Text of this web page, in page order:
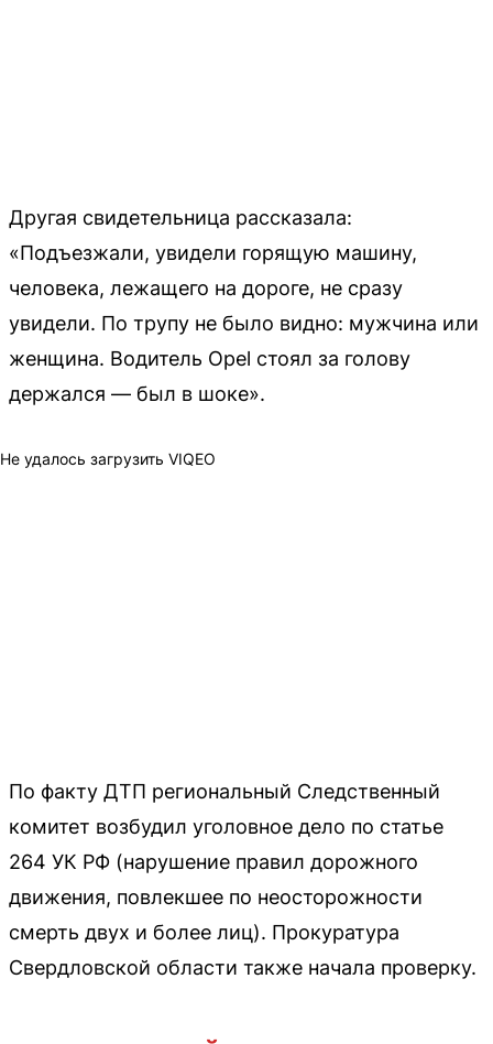
Другая свидетельница рассказала:
«Подъезжали, увидели горящую машину,
человека, лежащего на дороге, не сразу
увидели. По трупу не было видно: мужчина или
женщина. Водитель Opel стоял за голову
держался — был в шоке».
Не удалось загрузить VIQEO
По факту ДТП региональный Следственный
комитет возбудил уголовное дело по статье
264 УК РФ (нарушение правил дорожного
движения, повлекшее по неосторожности
смерть двух и более лиц). Прокуратура
Свердловской области также начала проверку.